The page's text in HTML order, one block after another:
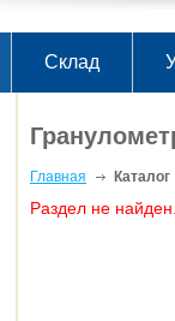
Склад
Главная Каталог
Раздел не